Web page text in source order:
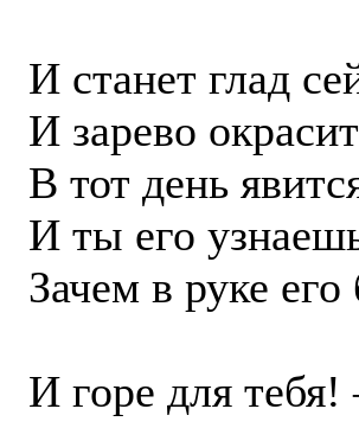
И станет глад
И зарево
В тот день
И ты его
Зачем в руке
И горе для